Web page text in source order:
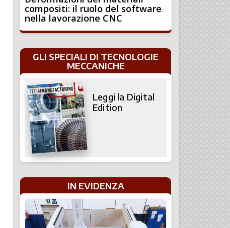
compositi: il ruolo del software
nella lavorazione CNC
GLI SPECIALI DI TECNOLOGIE
MECCANICHE
Leggi la Digital
Edition
IN EVIDENZA